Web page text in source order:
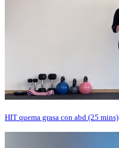
HIT quema grasa con abd (25 mins)